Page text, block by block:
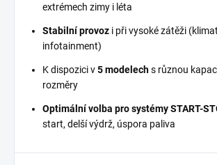
extrémech zimy i léta
Stabilní provoz i při vysoké zátěži
infotainment)
K dispozici v5 modelechs různou
rozměry
Optimální volba pro systémy START-
start, delší výdrž, úspora paliva